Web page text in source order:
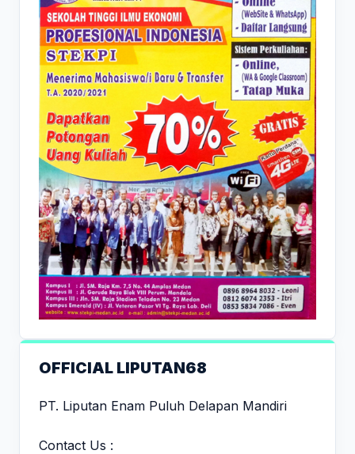
OFFICIAL LIPUTAN68
PT. Liputan Enam Puluh Delapan Mandiri
Contact Us :